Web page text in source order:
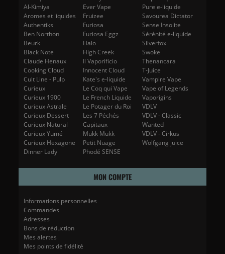
Al-Kimiya
Aromes et liquides
Authentiks
Ben Northon
Beurk
Black Note
Claude Henaux
Cooking Cloud
Cult Line - Pulp
Curieux
Curieux 1900
Curieux Astrale
Curieux Dessert
Curieux Natural
Curieux Yumé
Curieux Hexagone
Dinner Lady
Ever Vape
Fruizee
Furiosa
Furiosa Eggz
Halo
High Creek
Il Vaporificio
Innocent Cloud
Kate's e-liquide
Le Coq qui Vape
Le French Liquide
Le Potager du Roi
Les 7 Péchés
Capitaux
Mukk Mukk
Petit Nuage
Phodé SENSE
Pure e-liquide
Savourea Dictator
Sense Insolite
Sérénité e-liquide
Silverfox
Swoke
Thenancara
T-Juice
Vampire Vape
Vape of Legends
Vaporigins
VDLV
VDLV - Classic
Wanted
VDLV - Cirkus
Wolfgang juice
MON COMPTE
Informations personnelles
Commandes
Adresses
Bons de réduction
Mes alertes
Mes points de fidélité